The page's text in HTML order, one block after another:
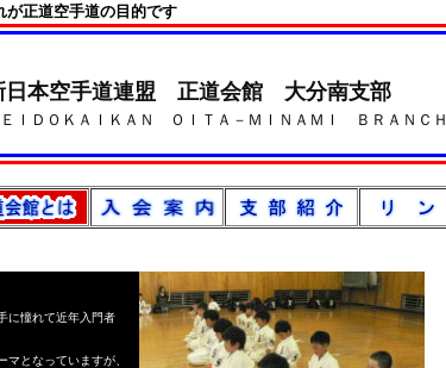
正道空手道の目的です
日本空手道連盟 正道会館 大分南支部
ＥＩＤＯＫＡＩＫＡＮ ＯＩＴＡ－ＭＩＮＡＭＩ ＢＲＡＮＣＨ
に憧れて近年入門者
マとなっていますが、
a